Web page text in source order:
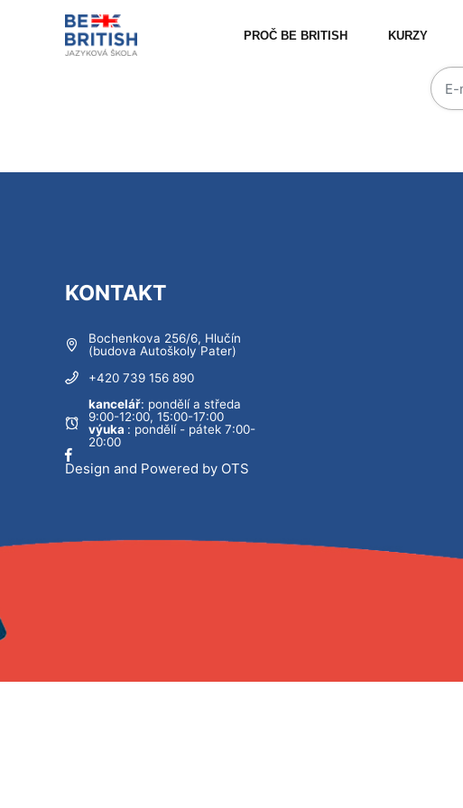
PROČ BE BRITISH KURZY
KONTAKT
Bochenkova 256/6, Hlučín
(budova Autoškoly Pater)
+420 739 156 890
kancelář: pondělí a středa
9:00-12:00, 15:00-17:00
výuka : pondělí - pátek 7:00-
20:00
Design and Powered by OTS